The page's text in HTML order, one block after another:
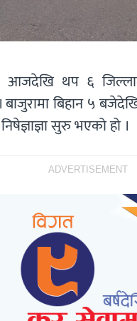
आजदेखि थप ६
बिहान ५
सुरु भएको हो ।
ADVERTISEMENT